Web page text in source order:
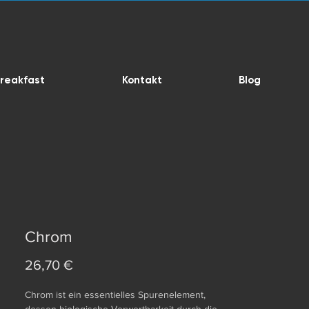
Kontakt Blog
Chrom
26,70 €
Chrom ist ein essentielles Spurenelement,